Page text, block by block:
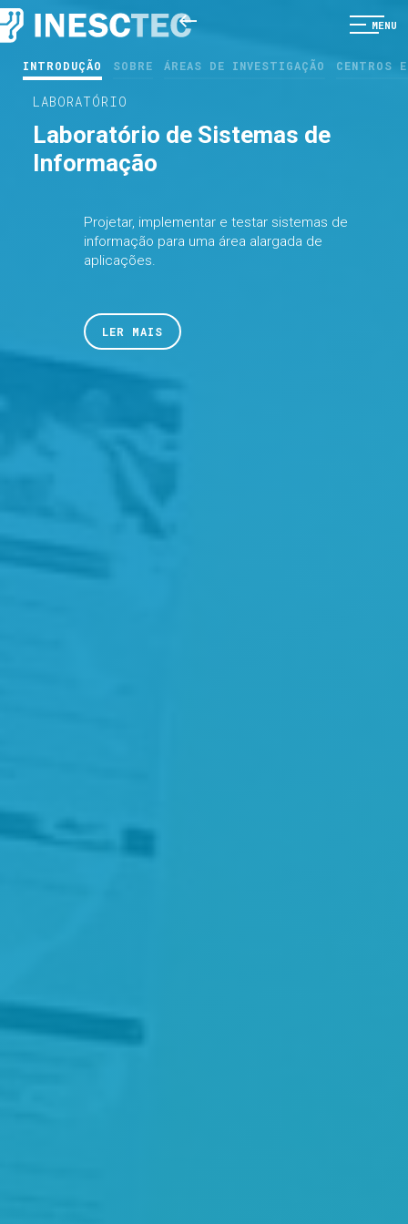
MENU
INTRODUÇÃO SOBRE ÁREAS DE INVESTIGAÇÃO CENTROS
LABORATÓRIO
Laboratório de Sistemas de
Informação
Projetar, implementar e testar sistemas de
informação para uma área alargada de
aplicações.
LER MAIS